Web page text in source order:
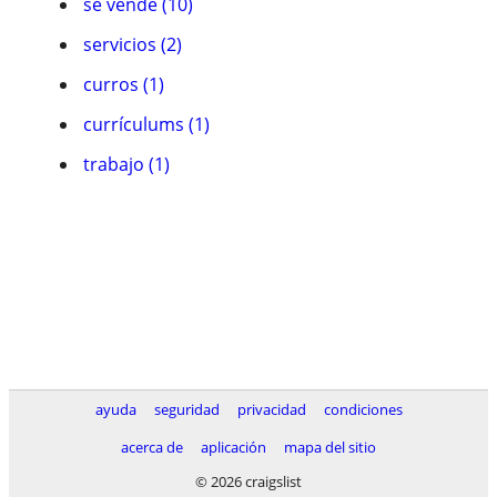
servicios (2)
curros (1)
currículums (1)
trabajo (1)
ayuda seguridad privacidad
condiciones
acerca de
aplicación
mapa del sitio
© 2026 craigslist